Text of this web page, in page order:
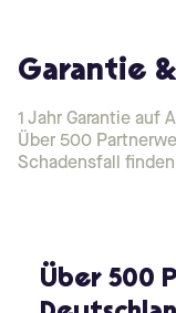
Garantie
1 Jahr Garantie auf
Über 500
Schadensfall
Über 500